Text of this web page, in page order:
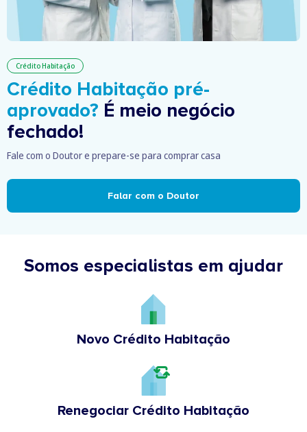
Crédito Habitação
Crédito Habitação pré-
aprovado? É meio negócio
fechado!
Fale com o Doutor e prepare-se para comprar casa
Falar com o Doutor
Somos especialistas em ajudar
Novo Crédito Habitação
Renegociar Crédito Habitação